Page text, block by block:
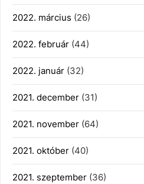
2022. március (26)
2022. február (44)
2022. január (32)
2021. december (31)
2021. november (64)
2021. október (40)
2021. szeptember (36)